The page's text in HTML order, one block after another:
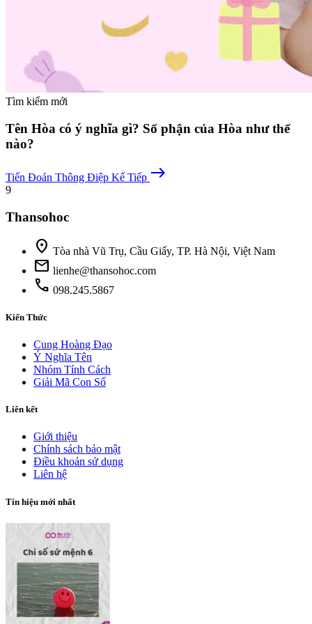
Tìm kiếm mới
Tên Hòa có ý nghĩa gì? Số phận của Hòa như thế
nào?
Tiến Đoán Thông Điệp Kế Tiếp east
9
Thansohoc
location_on Tòa nhà Vũ Trụ, Cầu Giấy, TP. Hà Nội, Việt Nam
mail lienhe@thansohoc.com
phone 098.245.5867
Kiến Thức
Cung Hoàng Đạo
Ý Nghĩa Tên
Nhóm Tính Cách
Giải Mã Con Số
Liên kết
Giới thiệu
Chính sách bảo mật
Điều khoản sử dụng
Liên hệ
Tín hiệu mới nhất